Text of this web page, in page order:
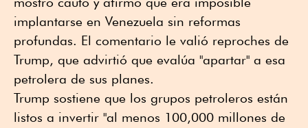
implantarse en Venezuela sin reformas
profundas. El comentario le valió reproches de
Trump, que advirtió que evalúa "apartar" a esa
petrolera de sus planes.
Trump sostiene que los grupos petroleros están
listos a invertir "al menos 100,000 millones de